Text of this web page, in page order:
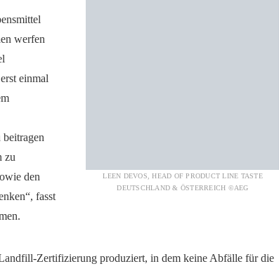
LEEN DEVOS, HEAD OF PRODUCT LINE TASTE
DEUTSCHLAND & ÖSTERREICH ©AEG
werfen
einmal
zu
den
fasst
Zertifizierung produziert, in dem keine Abfälle für die